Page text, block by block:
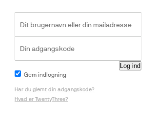
Gem indlogning
Har du glemt din adgangskode?
Hvad er TwentyThree?